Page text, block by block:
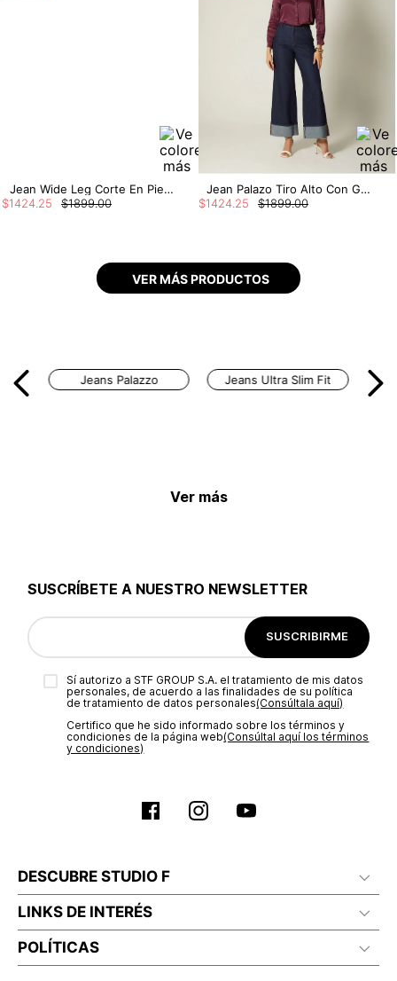
Jean Wide Leg Corte En Piernas.
$1899.00
$1424 25
Jean Palazo Tiro Alto Con Guardapolvo
$1899.00
$1424 25
Jeans Palazzo Jeans Ultra Slim Fit
Ver más
SUSCRÍBETE A NUESTRO NEWSLETTER
SUSCRIBIRME
Sí autorizo a STF GROUP S.A. el tratamiento de mis datos
personales, de acuerdo a las finalidades de su política
de tratamiento de datos personales‎(Consúltala aquí)
Certifico que he sido informado sobre los términos y
condiciones de la página web‎(Consúltal aquí los términos
y condiciones)
DESCUBRE STUDIO F
LINKS DE INTERÉS
POLÍTICAS